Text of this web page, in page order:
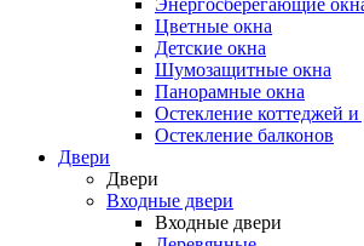
Энергосберегающие
Цветные окна
Детские окна
Шумозащитные окна
Панорамные окна
Остекление коттеджей
Остекление балконов
Двери
Двери
Входные двери
Входные двери